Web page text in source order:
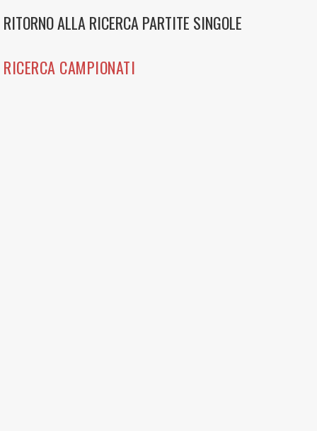
RITORNO ALLA RICERCA PARTITE SINGOLE
RICERCA CAMPIONATI